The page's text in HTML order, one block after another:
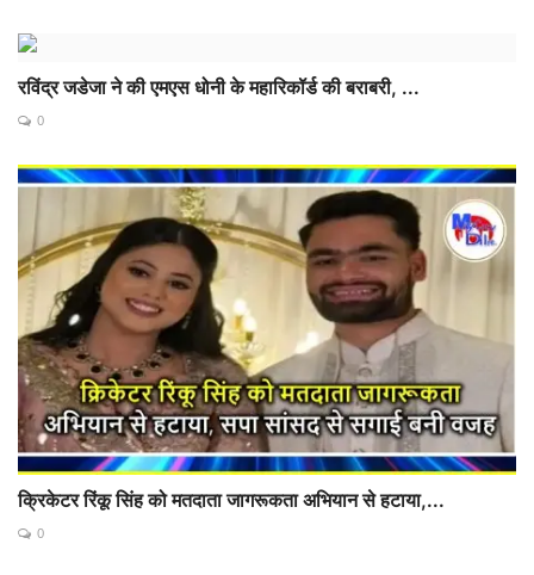
रविंद्र जडेजा ने की एमएस धोनी के महारिकॉर्ड की बराबरी, ...
0
क्रिकेटर रिंकू सिंह को मतदाता जागरूकता अभियान से हटाया,...
0